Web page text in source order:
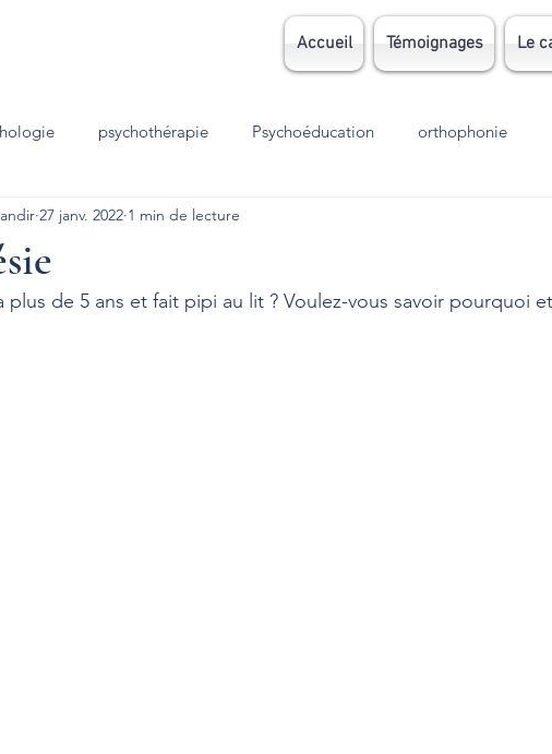
Accueil Témoignages Le
psychothérapie Psychoéducation orthophonie
Grossesse parentalité
Dépression Stress TOC TDAH dys dyslexie
27 janv. 2022 1 min de lecture
plus de 5 ans et fait pipi au lit ? Voulez-vous savoir pourquoi